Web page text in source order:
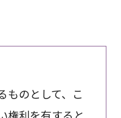
ものとして、こ
権利を有すると